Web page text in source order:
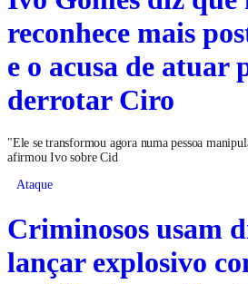
reconhece mais
e o acusa de atuar
derrotar Ciro
"Ele se transformou agora numa pessoa
afirmou Ivo sobre Cid
Ataque
Criminosos usam
lançar explosivo